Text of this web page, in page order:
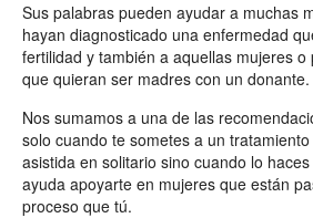
Sus palabras pueden ayudar a muchas
hayan diagnosticado una enfermedad
fertilidad y también a aquellas mujeres
que quieran ser madres con un donante.
Nos sumamos a una de las
solo cuando te sometes a un
asistida en solitario sino cuando lo
ayuda apoyarte en mujeres que están
proceso que tú.